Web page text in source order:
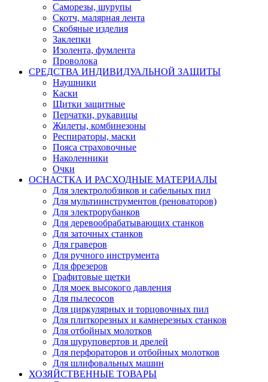
Саморезы, шурупы
Скотч, малярная лента
Скобяные изделия
Заклепки
Изолента, фумлента
Проволока
СРЕДСТВА ИНДИВИДУАЛЬНОЙ ЗАЩИТЫ
Наушники
Каски
Щитки защитные
Перчатки, рукавицы
Жилеты, комбинезоны
Респираторы, маски
Пояса страховочные
Наколенники
Очки
ОСНАСТКА И РАСХОДНЫЕ МАТЕРИАЛЫ
Для электролобзиков и сабельных пил
Для мультиинструментов (реноваторов)
Для электрорубанков
Для деревообрабатывающих станков
Для заточных станков
Для граверов
Для ручного инструмента
Для фрезеров
Графитовые щетки
Для моек высокого давления
Для пылесосов
Для циркулярных и торцовочных пил
Для плиткорезных и камнерезных станков
Для отбойных молотков
Для шуруповертов и дрелей
Для перфораторов и отбойных молотков
Для шлифовальных машин
ХОЗЯЙСТВЕННЫЕ ТОВАРЫ